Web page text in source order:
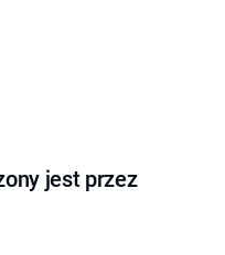
jest przez